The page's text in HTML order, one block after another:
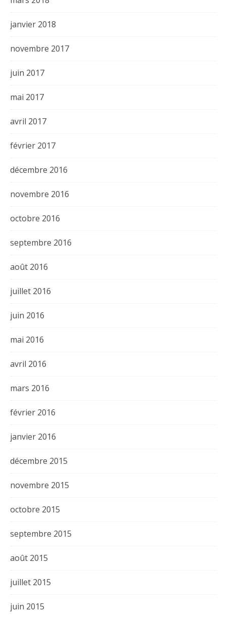
janvier 2018
novembre 2017
juin 2017
mai 2017
avril 2017
février 2017
décembre 2016
novembre 2016
octobre 2016
septembre 2016
août 2016
juillet 2016
juin 2016
mai 2016
avril 2016
mars 2016
février 2016
janvier 2016
décembre 2015
novembre 2015
octobre 2015
septembre 2015
août 2015
juillet 2015
juin 2015